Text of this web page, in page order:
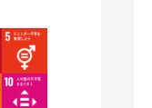
Image
Image